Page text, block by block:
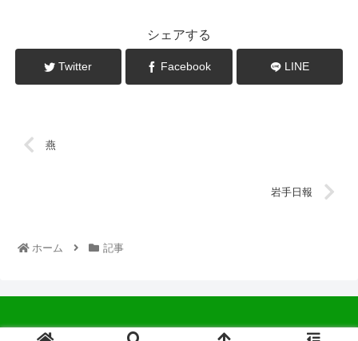
シェアする
Twitter Facebook LINE
燕
岩手日報
ホーム 記事